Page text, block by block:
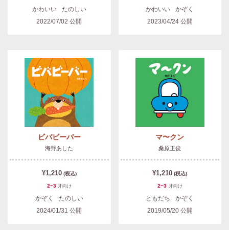
かわいい
たのしい
2022/07/02 公開
かわいい
かぞく
2023/04/24公開
ビバビーバー
海野あした
¥1,210 (税込)
2~3 才向け
かぞく
たのしい
2024/01/31 公開
マ〜クン
桑原正俊
¥1,210 (税込)
2~3 才向け
ともだち
かぞく
2019/05/20公開